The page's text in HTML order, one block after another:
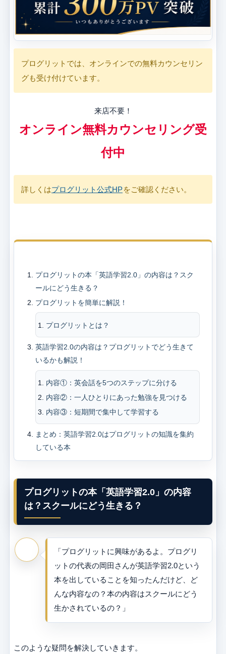
プログリットでは、オンラインでの無料カウンセリン
グも受け付けています。
来店不要！
オンライン無料カウンセリング受
付中
詳しくはプログリット公式HPをご確認ください。
プログリットの本「英語学習2.0」の内容は？スク
ールにどう生きる？
プログリットを簡単に解説！
プログリットとは？
英語学習2.0の内容は？プログリットでどう生きて
いるかも解説！
内容①：英会話を5つのステップに分ける
内容②：一人ひとりにあった勉強を見つける
内容③：短期間で集中して学習する
まとめ：英語学習2.0はプログリットの知識を集約
している本
プログリットの本「英語学習2.0」の内容
は？スクールにどう生きる？
「プログリットに興味があるよ。プログリ
ットの代表の岡田さんが英語学習2.0という
本を出していることを知ったんだけど、ど
んな内容なの？本の内容はスクールにどう
生かされているの？」
このような疑問を解決していきます。